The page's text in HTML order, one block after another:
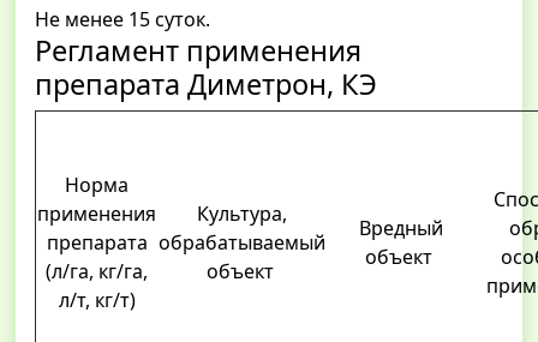
Не менее 15 суток.
Регламент применения
препарата Диметрон, КЭ
Норма
применения
препарата
(л/га, кг/га,
л/т, кг/т)
Культура,
обрабатываемый
объект
Вредный
объект